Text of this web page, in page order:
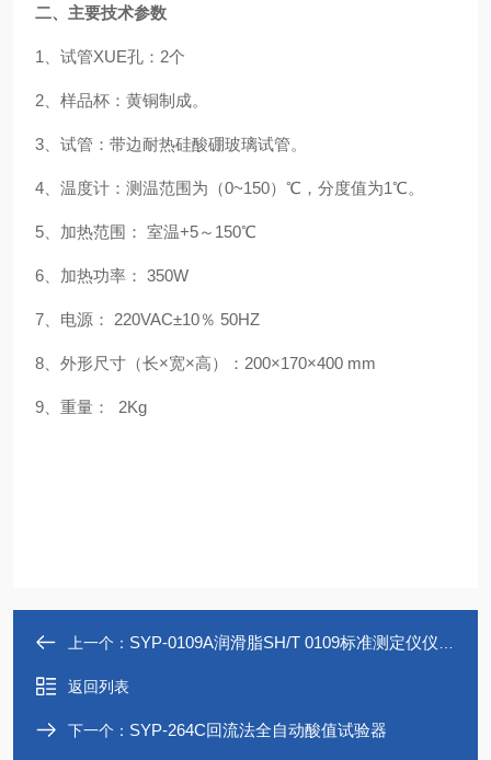
二、主要技术参数
1、试管XUE孔： 2个
2、样品杯：黄铜制成。
3、试管：带边耐热硅酸硼玻璃试管。
4、温度计：测温范围为（0~150）℃，分度值为1℃。
5、加热范围： 室温+5～150℃
6、加热功率： 350W
7、电源： 220VAC±10％ 50HZ
8、外形尺寸（长×宽×高）：200×170×400 mm
9、重量： 2Kg
上一个： SYP-0109A润滑脂SH/T 0109标准测定仪仪器厂家
返回列表
下一个： SYP-264C回流法全自动酸值试验器